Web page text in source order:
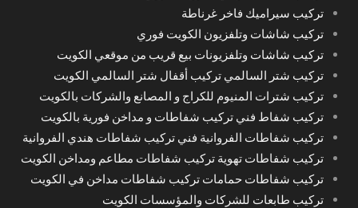
تركيب سيراميك فاخر غرناطة
تركيب شاشات وتلفزيون الكويت فوري
تركيب شاشات وتلفزيونات بيع قريب من موقعي الكويت
تركيب شتر السالمي تركيب أقفال شتر السالمي الكويت
تركيب شترات المنيوم للكراج و المصانع والشركات بالكويت
تركيب شفاط فني تركيب شفاطات و مداخن فورية بالكويت
تركيب شفاطات الفروانية فني تركيب شفاطات هندي الفروانية
تركيب شفاطات تهوية تركيب شفاطات مطاعم ومداخن الكويت
تركيب شفاطات حمامات تركيب شفاطات مداخن في الكويت
تركيب طابعات للشركات والمؤسسات الكويت